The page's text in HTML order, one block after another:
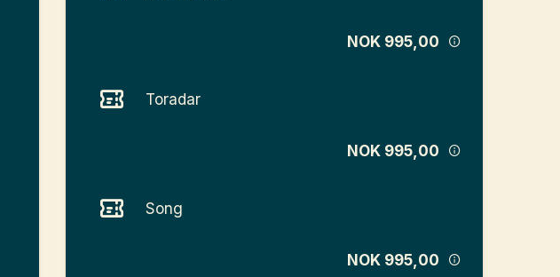
NOK 995,00
Toradar
NOK 995,00
Song
NOK 995,00